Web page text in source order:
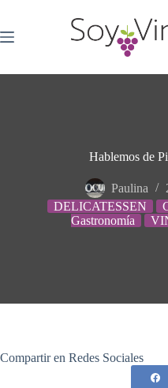
Hablemos de
Paulina
DELICATESSEN
Gastronomía
Compartir en Redes Sociales